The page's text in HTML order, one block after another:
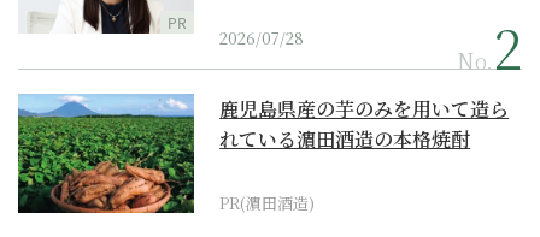
PR
2026/07/28
No.
鹿児島県産の芋のみを用いて造ら
れている濵田酒造の本格焼酎
PR(濵田酒造)